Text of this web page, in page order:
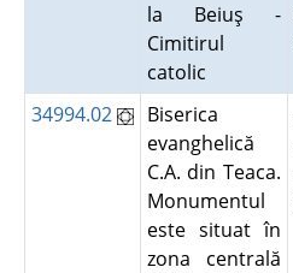
la Beiuş -
Cimitirul
catolic
34994.02
Biserica
evanghelică
C.A. din Teaca.
Monumentul
este situat în
zona centrală